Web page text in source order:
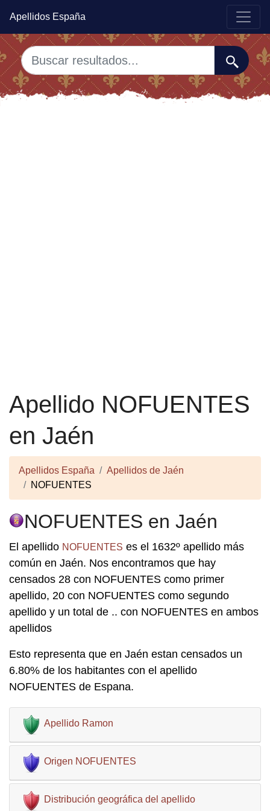
Apellidos España
Apellido NOFUENTES
en Jaén
Apellidos España
Apellidos de Jaén
NOFUENTES
NOFUENTES en Jaén
El apellido NOFUENTES es el 1632º apellido más
común en Jaén. Nos encontramos que hay
censados 28 con NOFUENTES como primer
apellido, 20 con NOFUENTES como segundo
apellido y un total de .. con NOFUENTES en ambos
apellidos
Esto representa que en Jaén estan censados un
6.80% de los habitantes con el apellido
NOFUENTES de Espana.
Apellido Ramon
Origen NOFUENTES
Distribución geográfica del apellido